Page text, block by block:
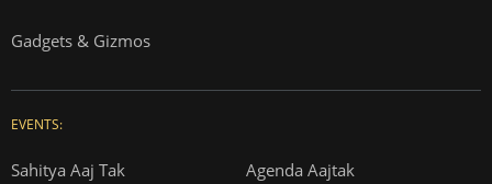
Gadgets & Gizmos
EVENTS:
Sahitya Aaj Tak Agenda Aajtak